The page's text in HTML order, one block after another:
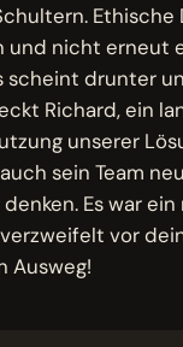
und nicht erneut
drunter
Richard, ein
unserer
sein Team
Es war
vor
Ausweg!